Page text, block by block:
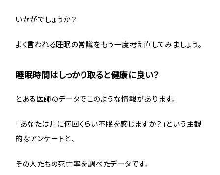
いかがでしょうか？
よく言われる睡眠の常識をもう一度考え直してみましょう。
睡眠時間はしっかり取ると健康に良い？
とある医師のデータでこのような情報があります。
「あなたは月に何回くらい不眠を感じますか？」という主観
的なアンケートと、
その人たちの死亡率を調べたデータです。